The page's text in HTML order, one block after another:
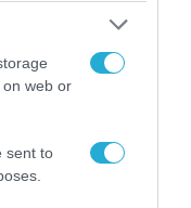
web or
sent to